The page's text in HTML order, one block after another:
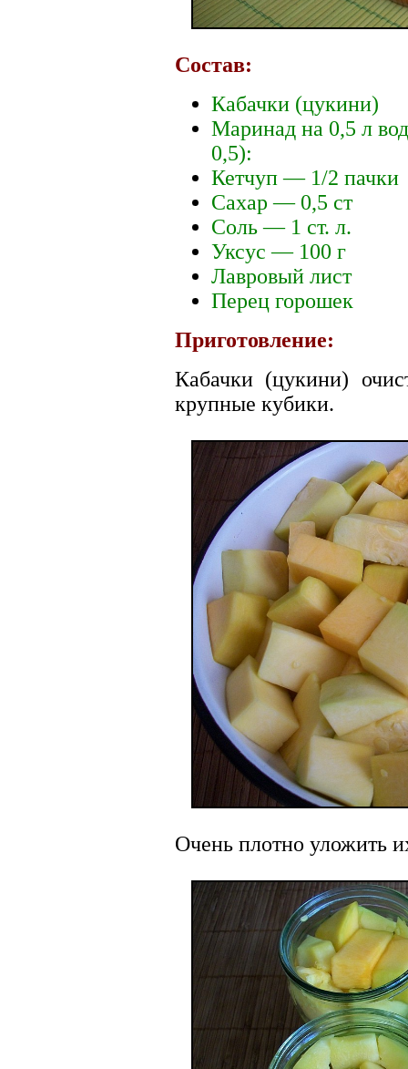
Состав:
Кабачки (цукини)
Маринад на 0,5 л
0,5):
Кетчуп — 1/2 пачки
Сахар — 0,5 ст
Соль — 1 ст. л.
Уксус — 100 г
Лавровый лист
Перец горошек
Приготовление:
Кабачки (цукини)
крупные кубики.
Очень плотно уложить